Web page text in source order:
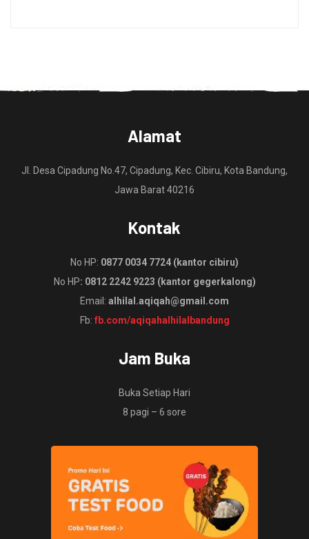
Alamat
Jl. Desa Cipadung No.47, Cipadung, Kec. Cibiru, Kota Bandung,
Jawa Barat 40216
Kontak
No HP: 0877 0034 7724 (kantor cibiru)
No HP: 0812 2242 9223 (kantor gegerkalong)
Email: alhilal.aqiqah@gmail.com
Fb: fb.com/aqiqahalhilalbandung
Jam Buka
Buka Setiap Hari
8 pagi – 6 sore